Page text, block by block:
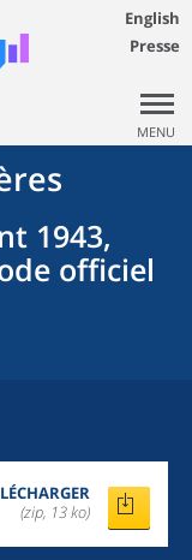
English
Presse
MENU
1943,
officiel
(zip, 13 ko)